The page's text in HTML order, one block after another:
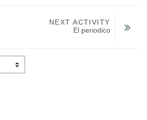
NEXT ACTIVITY
El periodico